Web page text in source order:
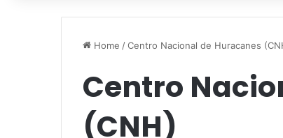
Home /Centro Nacional de Huracanes
Centro
(CNH)